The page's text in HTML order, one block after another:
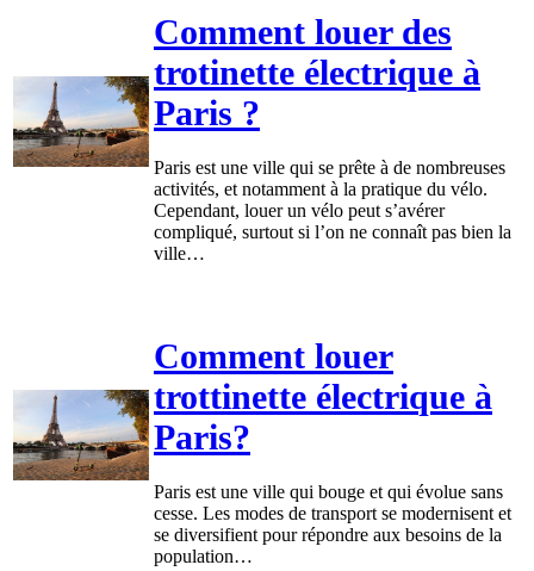
Comment louer des
trotinette électrique à
Paris ?
Paris est une ville qui se prête à de nombreuses
activités, et notamment à la pratique du vélo.
Cependant, louer un vélo peut s’avérer
compliqué, surtout si l’on ne connaît pas bien la
ville…
Comment louer
trottinette électrique à
Paris?
Paris est une ville qui bouge et qui évolue sans
cesse. Les modes de transport se modernisent et
se diversifient pour répondre aux besoins de la
population…